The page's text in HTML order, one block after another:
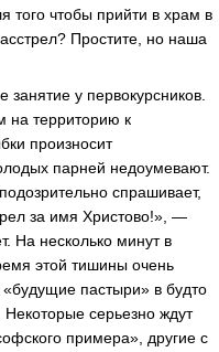
чтобы прийти в храм в
Простите, но наша
у первокурсников.
на территорию к
произносит
парней недоумевают.
спрашивает,
за имя Христово!», —
На несколько минут в
этой тишины очень
пастыри» в будто
серьезно ждут
примера», другие с